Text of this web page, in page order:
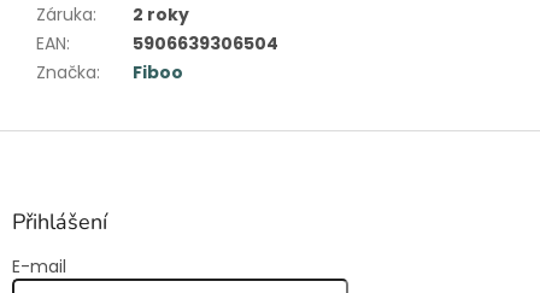
Záruka:
2 roky
EAN:
5906639306504
Značka: Fiboo
Z
Přihlášení
E-mail